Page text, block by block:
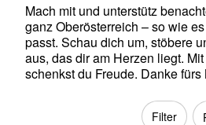
Mach mit und unterstütz
ganz Oberösterreich – so wie
passt. Schau dich um, stöbere
aus, das dir am Herzen liegt.
schenkst du Freude. Danke fürs
Filter